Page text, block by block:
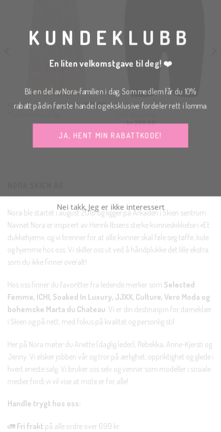
KLÆR kr699.00 KLÆR
kr200.00
SELECTED FEMME
Nora ble startet i august 2018 og ligger på Arkaden i Skien sentrum.
Navnet Nora er inspirert av Henrik Ibsens sterke kvinneskikkelse i «Et
dukkehjem», og vi brenner for at alle kvinner skal føle seg tøffe, kule
og hjemme hos oss. Vi skiller oss ut ved å håndplukke det lille ekstra
som du ikke finner overalt!
Hos oss finner du favoritter fra ledende merker som Selected
Femme, ICHI, Soaked In Luxury, JJXX, Culture, Vero Moda og
bohemske Marta du Chateau . Vi er din destinasjon for dameklær
i Skien og på nett, med fokus på kvalitet og personlig stil.
Her på Nora møter du Anette (daglig leder), Rebekka, Anne-Kjersti og
Jenny. Vi elsker jobben vår og tror på ærlighet, oppriktighet og glede i
hvert eneste salg. Vi bruker oss selv og venner som modeller i sosiale
medier fordi vi vil vise at mote er for alle!
Handle trygt hos oss:
🚛 Fri frakt på alle ordre over 699 kr.
KUNDEKLUBB
En liten velkomstgave til deg! ❤️
Bli en del av Nora-familien i dag. Som medlem får du 10%
rabatt på din første handel og eksklusive fordeler rett i lomma.
Nei takk, Jeg er ikke interessert